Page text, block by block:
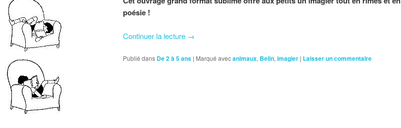
poésie !
Continuer la lecture →
Publié dans De 2 à 5 ans | Marqué avecanimaux, Belin, imagier | Laisser un commentaire